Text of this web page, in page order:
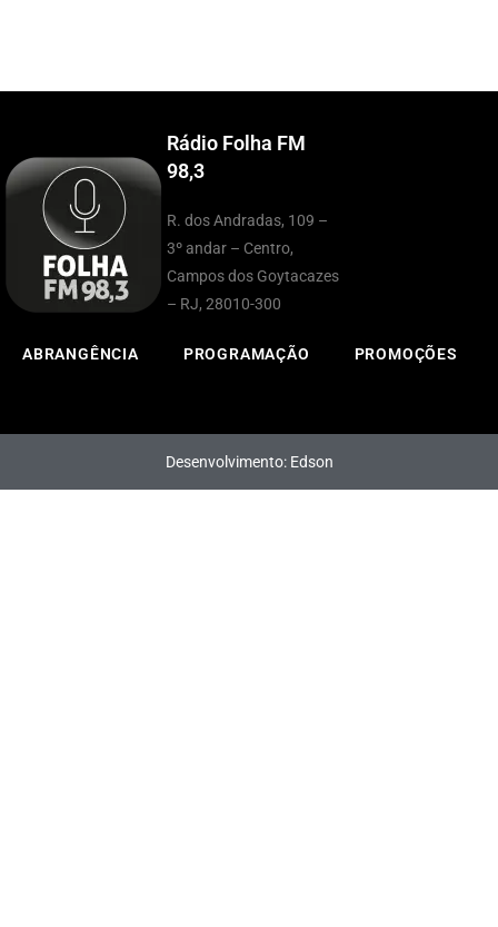
Rádio Folha FM
98,3
R. dos Andradas, 109 –
3º andar – Centro,
Campos dos Goytacazes
– RJ, 28010-300
ABRANGÊNCIA PROGRAMAÇÃO PROMOÇÕES
Desenvolvimento: Edson